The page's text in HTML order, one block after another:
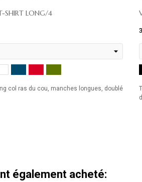
SHIRT LONG/4
col ras du cou, manches longues, doublé
également acheté: